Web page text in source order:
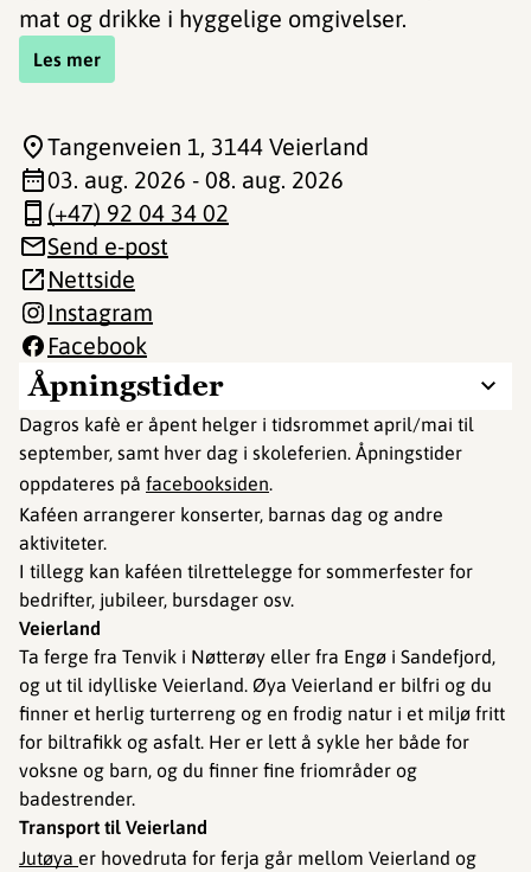
mat og drikke i hyggelige omgivelser.
Les mer
Åpningstider
Dagros kafè er åpent helger i tidsrommet april/mai til
september, samt hver dag i skoleferien. Åpningstider
oppdateres på facebooksiden.
Kaféen arrangerer konserter, barnas dag og andre
aktiviteter.
I tillegg kan kaféen tilrettelegge for sommerfester for
bedrifter, jubileer, bursdager osv.
Veierland
Ta ferge fra Tenvik i Nøtterøy eller fra Engø i Sandefjord,
og ut til idylliske Veierland. Øya Veierland er bilfri og du
finner et herlig turterreng og en frodig natur i et miljø fritt
for biltrafikk og asfalt. Her er lett å sykle her både for
voksne og barn, og du finner fine friområder og
badestrender.
Transport til Veierland
Jutøya er hovedruta for ferja går mellom Veierland og
Tangenveien 1, 3144 Veierland
03. aug. 2026 - 08. aug. 2026
(+47) 92 04 34 02
Send e-post
Nettside
Instagram
Facebook